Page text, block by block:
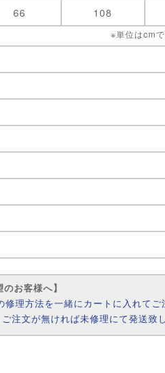
66 108
※単位はcm
のお客様へ】
修理方法を一緒にカートに入れてご
注文が無ければ未修理にて発送致し